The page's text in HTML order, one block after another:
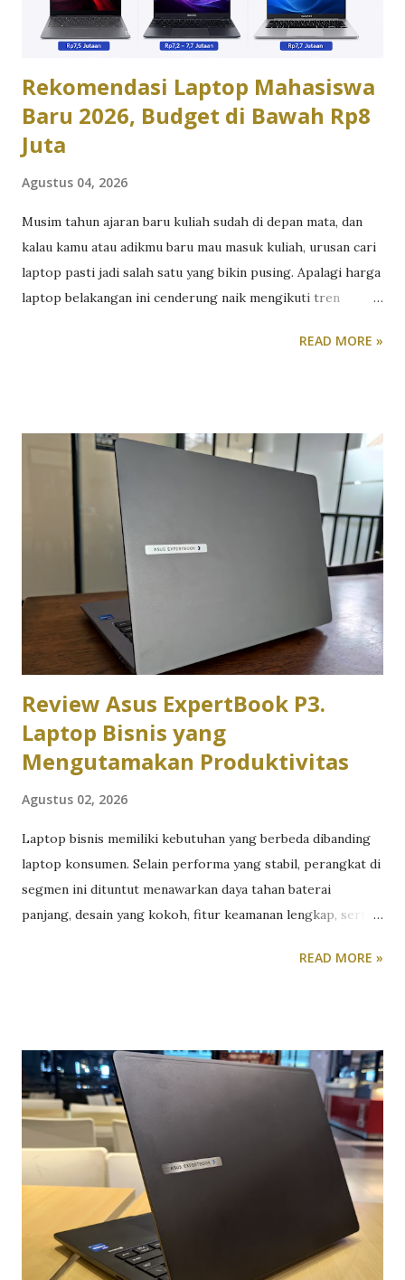
menjadikannya pilihan yang lebih “profesional” saat dibawa
ke meeting klien. Performa dan Chip AI: Cukup vs Maksimal
Rekomendasi Laptop Mahasiswa
Baru 2026, Budget di Bawah Rp8
Juta
Agustus 04, 2026
Musim tahun ajaran baru kuliah sudah di depan mata, dan
kalau kamu atau adikmu baru mau masuk kuliah, urusan cari
laptop pasti jadi salah satu yang bikin pusing. Apalagi harga
laptop belakangan ini cenderung naik mengikuti tren
tenang, dengan bujet di bawah 8 juta, kamu masih punya
Kalau jurusanmu lebih banyak berurusan dengan dokumen,
presentasi, riset, dan browsing, misalnya jurusan ekonomi,
hukum, komunikasi, atau ilmu sosial lainnya, kamu
sebenarnya tidak butuh laptop dengan spesifikasi tinggi.
Yang lebih penting justru kenyamanan pemakaian harian.
Keyboard yang enak diketik untuk mengerjakan tugas
berjam-jam, baterai yang tahan lama untuk kelas seharian
tanpa colokan, dan bobot yang ringan supaya nyaman dibawa
bolak-balik kampus. Di kisaran har...
READ MORE »
Review Asus ExpertBook P3.
Laptop Bisnis yang
Mengutamakan Produktivitas
Agustus 02, 2026
Laptop bisnis memiliki kebutuhan yang berbeda dibanding
laptop konsumen. Selain performa yang stabil, perangkat di
segmen ini dituntut menawarkan daya tahan baterai
panjang, desain yang kokoh, fitur keamanan lengkap, serta
melihat kemampuannya secara langsung, tim redaksi
ExpertBook P3 versi kami. Dalam pengujian sehari-hari,
laptop ini digunakan untuk berbagai aktivitas produktivitas
seperti membuka puluhan tab browser, mengolah dokumen,
mengedit spreadsheet, mengikuti rapat virtual, hingga
menjalankan berbagai aplikasi komunikasi secara
bersamaan. Hasilnya menunjukkan bahwa Asus ExpertBook
memang dirancang untuk memenuhi kebutuhan profesional
yang mengutamakan efisiensi dan stabilitas dibanding
sekadar mengejar angka benchmark. Desain Asus
READ MORE »